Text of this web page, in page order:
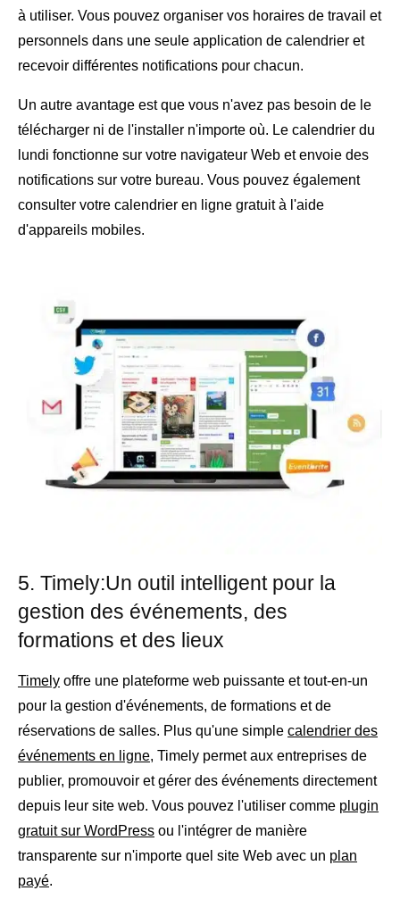
à utiliser. Vous pouvez organiser vos horaires de travail et
personnels dans une seule application de calendrier et
recevoir différentes notifications pour chacun.
Un autre avantage est que vous n'avez pas besoin de le
télécharger ni de l'installer n'importe où. Le calendrier du
lundi fonctionne sur votre navigateur Web et envoie des
notifications sur votre bureau. Vous pouvez également
consulter votre calendrier en ligne gratuit à l'aide
d'appareils mobiles.
5. Timely:Un outil intelligent pour la
gestion des événements, des
formations et des lieux
Timely offre une plateforme web puissante et tout-en-un
pour la gestion d'événements, de formations et de
réservations de salles. Plus qu'une simple calendrier des
événements en ligne, Timely permet aux entreprises de
publier, promouvoir et gérer des événements directement
depuis leur site web. Vous pouvez l'utiliser comme plugin
gratuit sur WordPress ou l'intégrer de manière
transparente sur n'importe quel site Web avec un plan
payé.